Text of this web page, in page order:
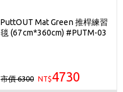
PuttOUT Mat Green 推桿練習
毯 (67cm*360cm) #PUTM-03
市價 6300 NT$4730